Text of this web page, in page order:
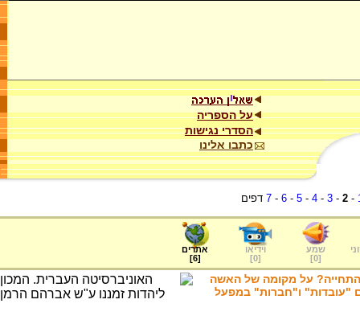
על הספריה
הסדרי נגישות
כתבו אלינו
-
2
-
3
-
4
-
5
-
6
-
7 דפים
שמע
[
0
]
וידיאו
[
0
]
אתרים
[
6
]
על מקומה של האשה
(1903-1882) : ד. נשים "עובדות" ו"חברות" במפעל